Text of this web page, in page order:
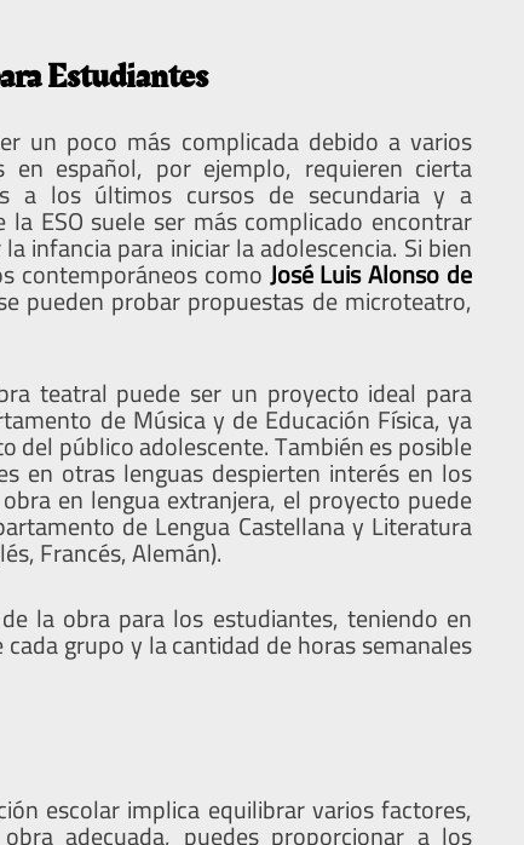
Estudiantes
un poco más complicada debido a varios
español, por ejemplo, requieren cierta
a los últimos cursos de secundaria y a
ESO suele ser más complicado encontrar
infancia para iniciar la adolescencia. Si bien
contemporáneos comoJosé Luis Alonso de
pueden probar propuestas de microteatro,
teatral puede ser un proyecto ideal para
de Música y de Educación Física, ya
del público adolescente. También es posible
en otras lenguas despierten interés en los
en lengua extranjera, el proyecto puede
de Lengua Castellana y Literatura
Francés, Alemán).
la obra para los estudiantes, teniendo en
grupo y la cantidad de horas semanales
escolar implica equilibrar varios factores,
adecuada, puedes proporcionar a los